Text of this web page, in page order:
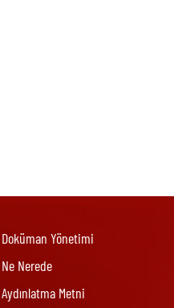
Doküman Yönetimi
Ne Nerede
Aydınlatma Metni